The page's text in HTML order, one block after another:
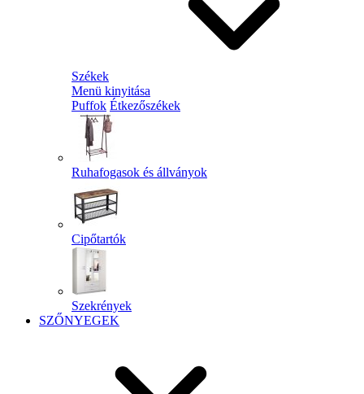
Székek
Menü kinyitása
Puffok Étkezőszékek
Ruhafogasok és állványok
Cipőtartók
Szekrények
SZŐNYEGEK